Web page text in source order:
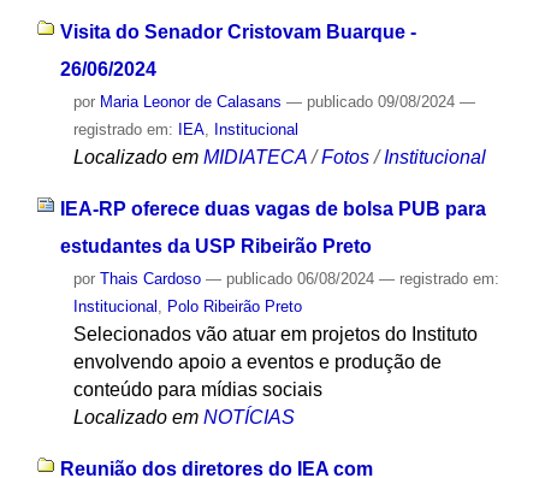
Visita do Senador Cristovam Buarque -
26/06/2024
por Maria Leonor de Calasans — publicado09/08/2024 —
registrado em:
IEA, Institucional
Localizado em MIDIATECA /Fotos /Institucional
IEA-RP oferece duas vagas de bolsa PUB para
estudantes da USP Ribeirão Preto
por Thais Cardoso — publicado06/08/2024 — registrado em:
Institucional
Polo Ribeirão Preto
Selecionados vão atuar em projetos do Instituto
envolvendo apoio a eventos e produção de
conteúdo para mídias sociais
Localizado em NOTÍCIAS
Reunião dos diretores do IEA com